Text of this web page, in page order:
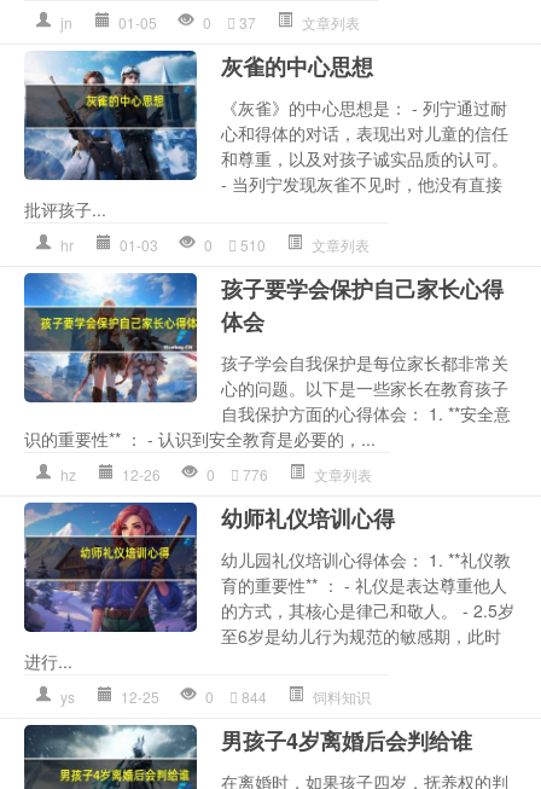
jn 01-05 0 37 文章列表
灰雀的中心思想
《灰雀》的中心思想是： - 列宁通过耐
心和得体的对话，表现出对儿童的信任
和尊重，以及对孩子诚实品质的认可。
- 当列宁发现灰雀不见时，他没有直接
批评孩子...
hr 01-03 0 510 文章列表
孩子要学会保护自己家长心得
体会
孩子学会自我保护是每位家长都非常关
心的问题。以下是一些家长在教育孩子
自我保护方面的心得体会： 1. **安全意
识的重要性** ： - 认识到安全教育是必要的，...
hz 12-26 0 776 文章列表
幼师礼仪培训心得
幼儿园礼仪培训心得体会： 1. **礼仪教
育的重要性** ： - 礼仪是表达尊重他人
的方式，其核心是律己和敬人。 - 2.5岁
至6岁是幼儿行为规范的敏感期，此时
进行...
ys 12-25 0 844 饲料知识
男孩子4岁离婚后会判给谁
在离婚时，如果孩子四岁，抚养权的判